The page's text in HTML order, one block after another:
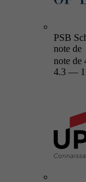
PSB
note de
note de
4.3 —